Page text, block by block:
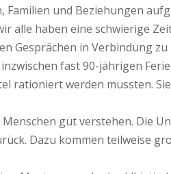
und Beziehungen
alle haben eine schwierige
in Verbindung
fast 90-jährigen
rationiert werden mussten.
gut verstehen. Die
Dazu kommen teilweise